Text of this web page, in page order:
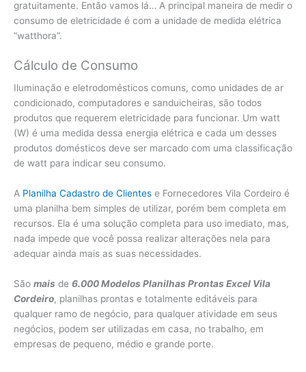
gratuitamente. Então vamos lá… A principal maneira de medir o
consumo de eletricidade é com a unidade de medida elétrica
“watthora”.
Cálculo de Consumo
Iluminação e eletrodomésticos comuns, como unidades de ar
condicionado, computadores e sanduicheiras, são todos
produtos que requerem eletricidade para funcionar. Um watt
(W) é uma medida dessa energia elétrica e cada um desses
produtos domésticos deve ser marcado com uma classificação
de watt para indicar seu consumo.
A Planilha Cadastro de Clientes e Fornecedores Vila Cordeiro é
uma planilha bem simples de utilizar, porém bem completa em
recursos. Ela é uma solução completa para uso imediato, mas,
nada impede que você possa realizar alterações nela para
adequar ainda mais as suas necessidades.
São mais de 6.000 Modelos Planilhas Prontas Excel Vila
Cordeiro, planilhas prontas e totalmente editáveis para
qualquer ramo de negócio, para qualquer atividade em seus
negócios, podem ser utilizadas em casa, no trabalho, em
empresas de pequeno, médio e grande porte.